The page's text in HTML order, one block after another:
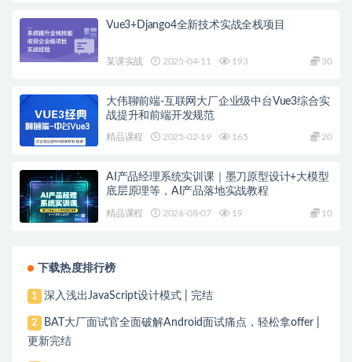
Vue3+Django4全新技术实战全栈项目
某课实战 2025-04-11 193 30
大伟聊前端-互联网大厂企业级中台Vue3综合实
战提升和前端开发规范
精品课程 2025-02-19 165 20
AI产品经理系统实训课｜墨刀原型设计+大模型
底层原理等，AI产品落地实战教程
精品课程 2026-08-07 19 10
下载热度排行榜
1 深入浅出JavaScript设计模式 | 完结
2
BAT大厂面试官全面破解Android面试痛点，轻松拿offer |
更新完结